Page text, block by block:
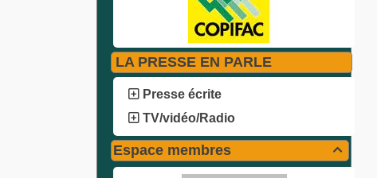
LA PRESSE EN PARLE
Presse écrite
TV/vidéo/Radio

Espace membres